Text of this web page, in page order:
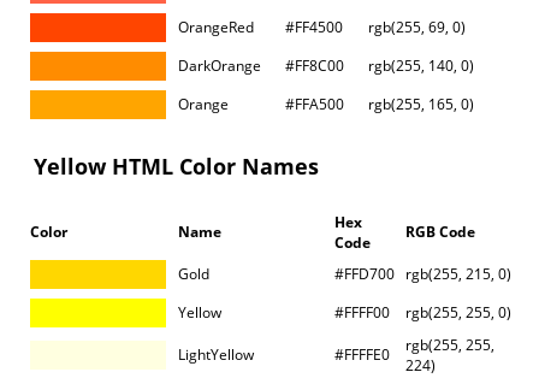
OrangeRed
#FF4500
rgb(255, 69, 0)
DarkOrange
#FF8C00
rgb(255, 140, 0)
Orange
#FFA500 rgb(255, 165, 0)
Yellow HTML Color Names
Color Name
Hex
Code
RGB Code
Gold #FFD700 rgb(255, 215, 0)
Yellow
#FFFF00 rgb(255, 255, 0)
LightYellow #FFFFE0
rgb(255, 255,
224)